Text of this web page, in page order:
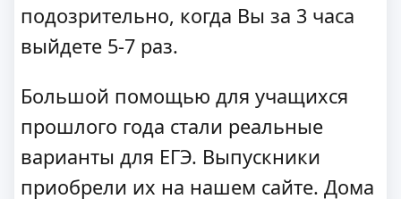
подозрительно, когда Вы за 3 часа
выйдете 5-7 раз.
Большой помощью для учащихся
прошлого года стали реальные
варианты для ЕГЭ. Выпускники
приобрели их на нашем сайте. Дома